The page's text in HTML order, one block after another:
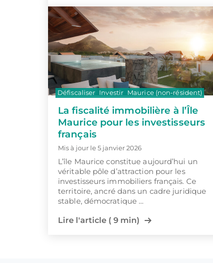
La fiscalité immobilière à l’Île
Maurice pour les investisseurs
français
Mis à jour le 5 janvier 2026
L’île Maurice constitue aujourd’hui un
véritable pôle d’attraction pour les
investisseurs immobiliers français. Ce
territoire, ancré dans un cadre juridique
stable, démocratique …
Lire l'article ( 9 min)
Défiscaliser Investir Maurice (non-résident)